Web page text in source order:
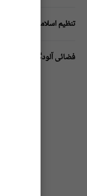
تنظیم اسلامی کے زیرِ
فضائی آلودگی انسانی